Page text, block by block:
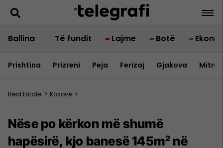
Ballina Të fundit Lajme Botë
Prishtina Prizreni Peja Ferizaj Gjakova
Real Estate > Kosovë >
Nëse po kërkon më shumë
hapësirë, kjo banesë 145m² në